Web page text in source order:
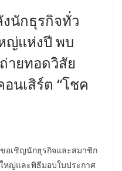
งนักธุรกิจทั่ว
ญ่แห่งปี พบ
ายทอดวิสัย
นเสิร์ต “โชค
อเชิญนักธุรกิจและสมาชิก
หญ่และพิธีมอบใบประกาศ